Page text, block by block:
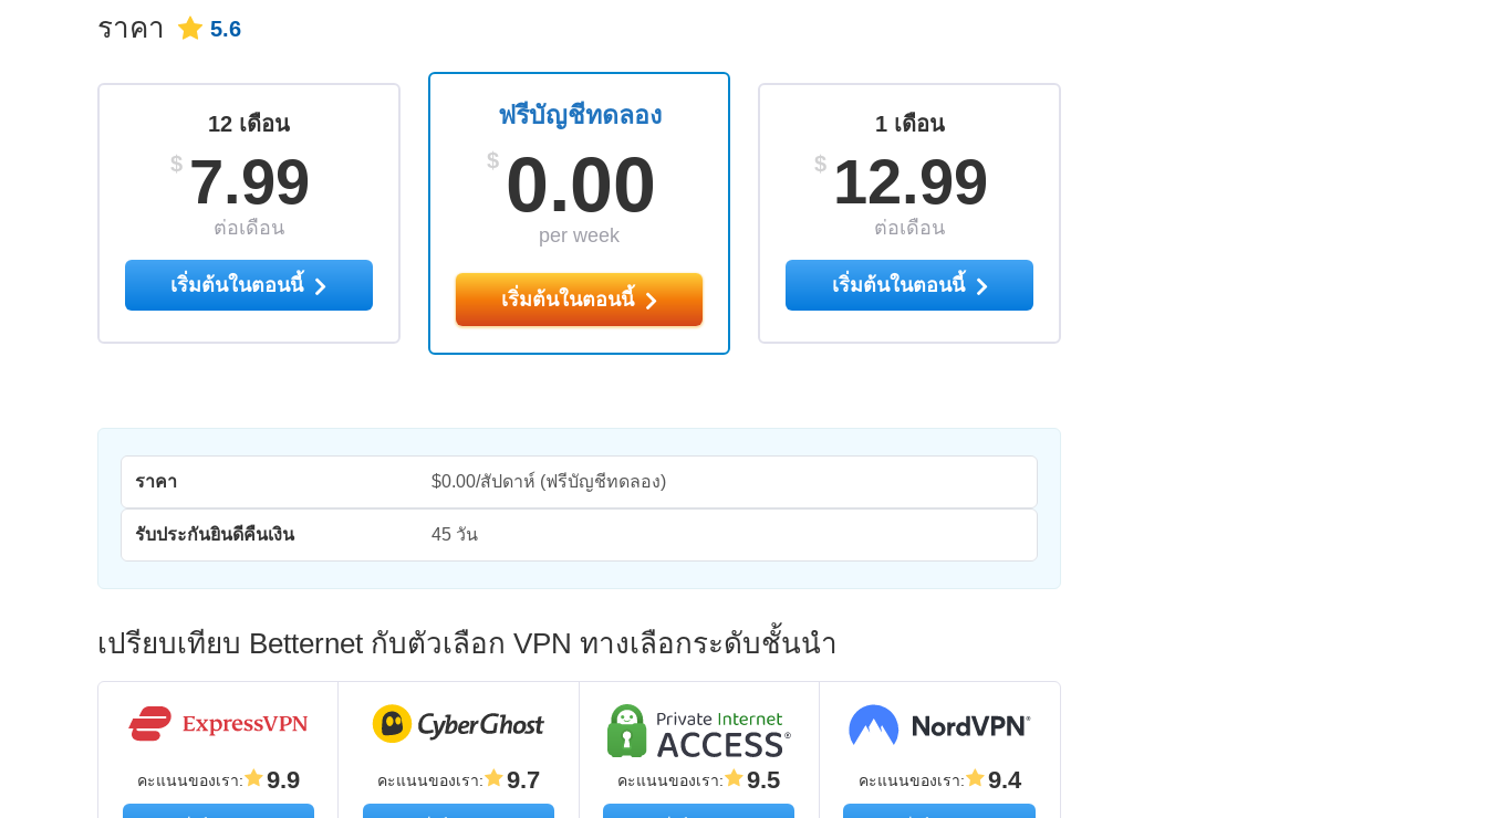
ราคา 5.6
ฟรีบัญชีทดลอง
$ 0.00
per week
เริ่มต้นในตอนนี้
12 เดือน
$ 7.99
ต่อเดือน
เริ่มต้นในตอนนี้
1 เดือน
$ 12.99
ต่อเดือน
เริ่มต้นในตอนนี้
ราคา $0.00/สัปดาห์ (ฟรีบัญชีทดลอง)
รับประกันยินดีคืนเงิน 45 วัน
เปรียบเทียบ Betternet กับตัวเลือก VPN ทางเลือกระดับชั้นนำ
คะแนนของเรา: 9.9 คะแนนของเรา: 9.7 คะแนนของเรา: 9.5 คะแนนของเรา: 9.4